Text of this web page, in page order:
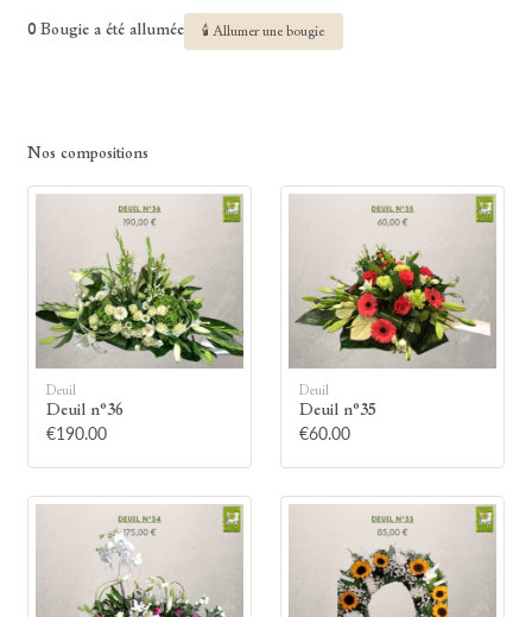
0 Bougie a été allumée 🕯 Allumer une bougie
Allumez une bougie
Montrez votre soutien à la famille en
allumant symboliquement une bougie.
Nos compositions
Deuil
Deuil n°36
€190.00
Deuil
Deuil n°35
€60.00